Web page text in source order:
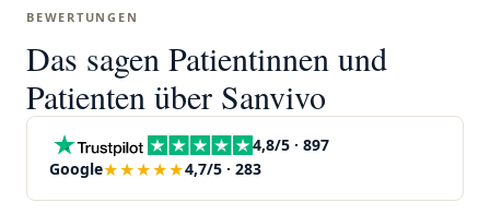
BEWERTUNGEN
Das sagen Patientinnen und
Patienten über Sanvivo
4,8/5 · 897
Google★★★★★4,7/5 · 283